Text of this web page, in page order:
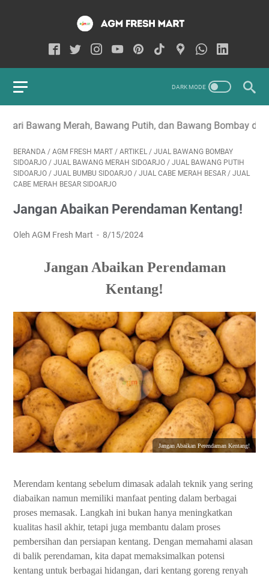
Bawang Putih, dan Bawang Bombay di Sidoarjo
BERANDA / AGM FRESH MART / ARTIKEL / JUAL BAWANG BOMBAY
SIDOARJO / JUAL BAWANG MERAH SIDOARJO / JUAL BAWANG PUTIH
SIDOARJO / JUAL BUMBU SIDOARJO / JUAL CABE MERAH BESAR / JUAL
CABE MERAH BESAR SIDOARJO
Jangan Abaikan Perendaman Kentang!
Oleh AGM Fresh Mart 8/15/2024
Jangan Abaikan Perendaman
Kentang!
Jangan Abaikan Perendaman Kentang!
Merendam kentang sebelum dimasak adalah teknik yang sering
diabaikan namun memiliki manfaat penting dalam berbagai
proses memasak. Langkah ini bukan hanya meningkatkan
kualitas hasil akhir, tetapi juga membantu dalam proses
pembersihan dan persiapan kentang. Dengan memahami alasan
di balik perendaman, kita dapat memaksimalkan potensi
kentang untuk berbagai hidangan, dari kentang goreng renyah